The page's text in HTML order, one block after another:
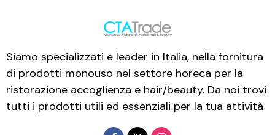
Siamo specializzati e leader in Italia, nella fornitura
di prodotti monouso nel settore horeca per la
ristorazione accoglienza e hair/beauty. Da noi trovi
tutti i prodotti utili ed essenziali per la tua attività